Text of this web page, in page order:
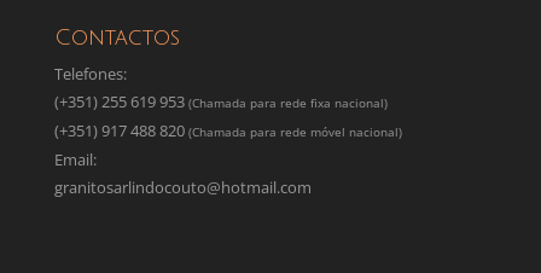
Contactos
Telefones:
(+351) 255 619 953 (Chamada para rede fixa nacional)
(+351) 917 488 820 (Chamada para rede móvel nacional)
Email:
granitosarlindocouto@hotmail.com